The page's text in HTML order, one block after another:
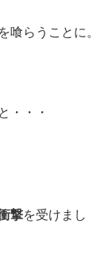
喰らうことに。
・・・
撃を受けまし